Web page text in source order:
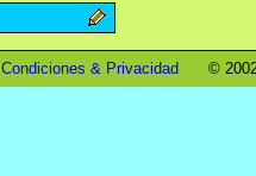
Condiciones & Privacidad ©